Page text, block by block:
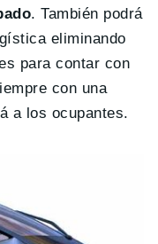
. También podrá
eliminando
para contar con
con una
a los ocupantes.